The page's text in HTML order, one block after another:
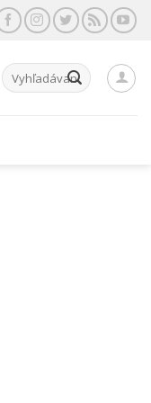
Hľadať: